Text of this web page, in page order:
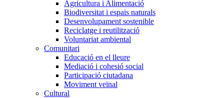
Agricultura i Alimentació
Biodiversitat i espais naturals
Desenvolupament sostenible
Reciclatge i reutilització
Voluntariat ambiental
Comunitari
Educació en el lleure
Mediació i cohesió social
Participació ciutadana
Moviment veïnal
Cultural